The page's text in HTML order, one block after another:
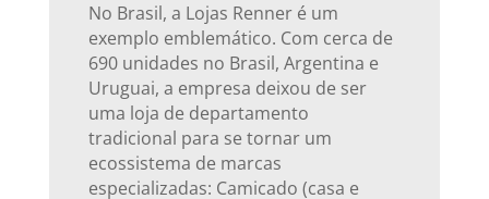
No Brasil, a Lojas Renner é um
exemplo emblemático. Com cerca de
690 unidades no Brasil, Argentina e
Uruguai, a empresa deixou de ser
uma loja de departamento
tradicional para se tornar um
ecossistema de marcas
especializadas: Camicado (casa e